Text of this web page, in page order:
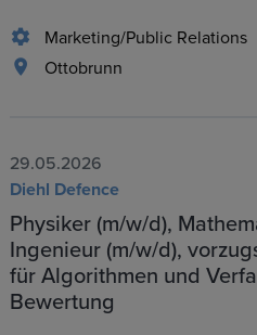
Marketing/Public Relations
Ottobrunn
29.05.2026
Diehl Defence
Physiker (m/w/d),
Ingenieur (m/w/d),
für Algorithmen und
Bewertung